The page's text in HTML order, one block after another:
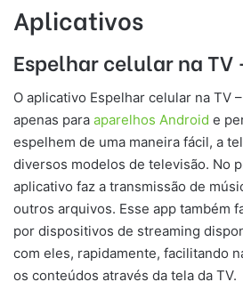
Aplicativos
Espelhar celular na TV
O aplicativo Espelhar celular na TV
apenas para aparelhos Android e
espelhem de uma maneira fácil, a
diversos modelos de televisão. No
aplicativo faz a transmissão de
outros arquivos. Esse app também
por dispositivos de streaming
com eles, rapidamente, facilitando
os conteúdos através da tela da TV.